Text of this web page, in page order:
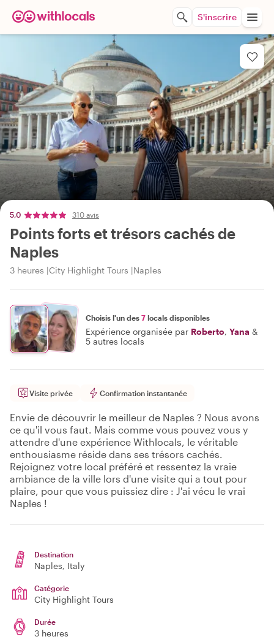
S'inscrire
5,0 310 avis
Points forts et trésors cachés de
Naples
3 heures City Highlight Tours Naples
Choisis l'un des 7 locals disponibles
Expérience organisée par Roberto, Yana &
5 autres locals
Visite privée Confirmation instantanée
Envie de découvrir le meilleur de Naples ? Nous avons
ce qu'il vous faut. Mais comme vous pouvez vous y
attendre d'une expérience Withlocals, le véritable
enthousiasme réside dans ses trésors cachés.
Rejoignez votre local préféré et ressentez la vraie
ambiance de la ville lors d'une visite qui a tout pour
plaire, pour que vous puissiez dire : J'ai vécu le vrai
Naples !
Destination
Naples, Italy
Catégorie
City Highlight Tours
Durée
3 heures